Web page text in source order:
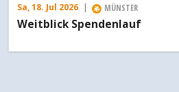
Sa, 18. Jul 2026 | MÜNSTER
Weitblick Spendenlauf